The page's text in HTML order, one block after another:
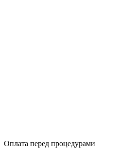
Оплата перед процедурами